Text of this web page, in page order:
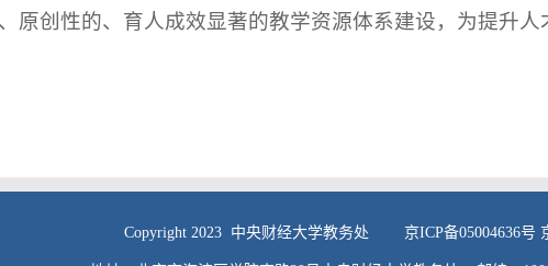
原创性的、育人成效显著的教学资源体系建设，为提升人
Copyright 2023 中央财经大学教务处 京ICP备05004636号